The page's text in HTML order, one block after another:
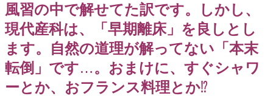
風習の中で解せてた訳です。しかし、
現代産科は、「早期離床」を良しとし
ます。自然の道理が解ってない「本末
転倒」です…。おまけに、すぐシャワ
ーとか、おフランス料理とか⁉️